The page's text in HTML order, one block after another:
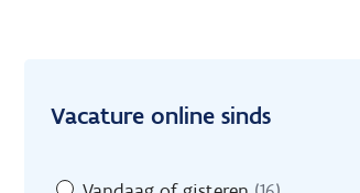
Vacature online sinds